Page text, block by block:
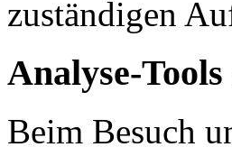
zuständigen
Analyse-
Beim Besuch